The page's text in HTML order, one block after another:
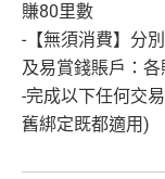
賺80里數
-【無須消費】分
及易賞錢賬戶：
-完成以下任何交
舊綁定既都適用)